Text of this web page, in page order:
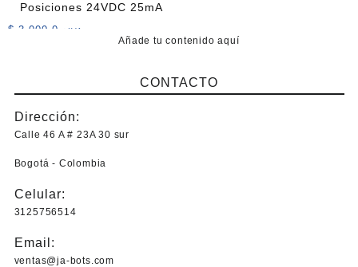
Posiciones 24VDC 25mA
$ 3.000,0 +IVA
variantes.
Las
se
elegir
en
Añade tu contenido aquí
CONTACTO
Dirección:
Calle 46 A # 23A 30 sur
Bogotá - Colombia
Celular:
3125756514
Email:
ventas@ja-bots.com